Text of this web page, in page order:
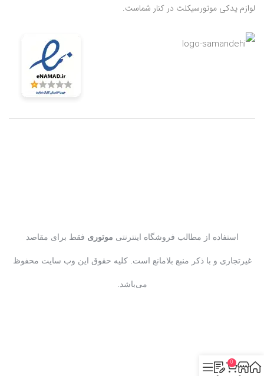
لوازم یدکی موتورسیکلت در کنار شماست.
استفاده از مطالب فروشگاه اینترنتی موتوری فقط برای مقاصد
غیرتجاری و با ذکر منبع بلامانع است. کلیه حقوق این وب سایت محفوظ
می‌باشد.
0